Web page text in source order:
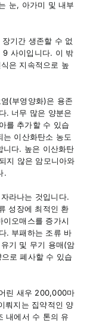
눈, 아가미 및 내부
기간 생존할 수 없
9 사이입니다. 이 밖
은 지속적으로 높
(부영양화)은 용존
. 너무 많은 양분은
를 추가할 수 있습
이산화탄소 농도
니다. 높은 이산화탄
지 않은 암모니아와
.
라나는 것입니다.
성장에 최적인 환
오매스를 증가시
. 부패하는 조류 바
기 및 무기 용매(암
로 폐사할 수 있습
린 새우 200,000마
지는 집약적인 양
내에서 수 톤의 유